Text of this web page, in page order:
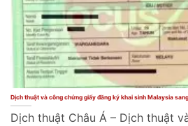
Dịch thuật và công chứng giấy đăng ký khai sinh Malaysia
Dịch thuật Châu Á – Dịch thuật